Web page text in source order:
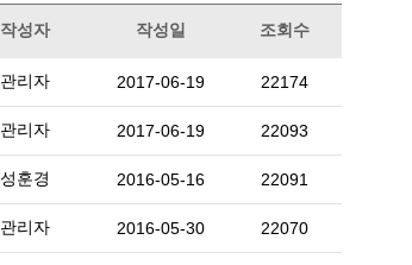
작성자 작성일 조회수
관리자 2017-06-19 22174
관리자 2017-06-19 22093
성훈경 2016-05-16 22091
관리자 2016-05-30 22070